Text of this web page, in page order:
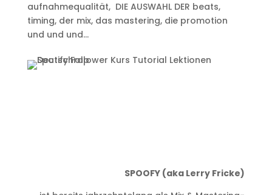
aufnahmequalität, DIE AUSWAHL DER beats,
timing, der mix, das mastering, die promotion
und und und…
SPOOFY (aka Lerry Fricke)